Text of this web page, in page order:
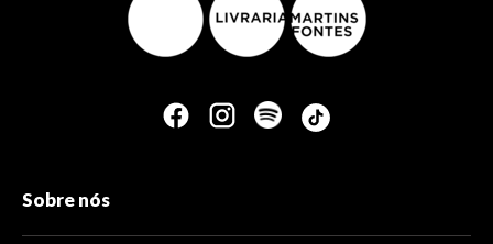
Sobre nós